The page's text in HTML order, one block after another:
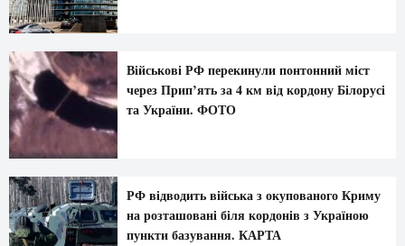
Військові РФ перекинули понтонний міст
через Прип’ять за 4 км від кордону Білорусі
та України. ФОТО
РФ відводить війська з окупованого Криму
на розташовані біля кордонів з Україною
пункти базування. КАРТА